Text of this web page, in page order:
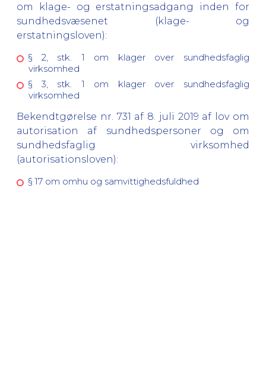
om klage- og erstatningsadgang inden for
sundhedsvæsenet (klage- og
erstatningsloven):
§ 2, stk. 1 om klager over sundhedsfaglig
virksomhed
§ 3, stk. 1 om klager over sundhedsfaglig
virksomhed
Bekendtgørelse nr. 731 af 8. juli 2019 af lov om
autorisation af sundhedspersoner og om
sundhedsfaglig virksomhed
(autorisationsloven):
§ 17 om omhu og samvittighedsfuldhed